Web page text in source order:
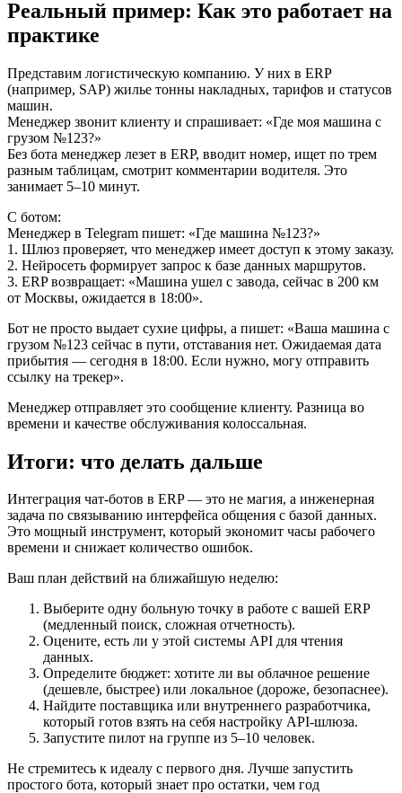
Реальный пример: Как это работает на
практике
Представим логистическую компанию. У них в ERP
(например, SAP) жилье тонны накладных, тарифов и статусов
машин.
Менеджер звонит клиенту и спрашивает: «Где моя машина с
грузом №123?»
Без бота менеджер лезет в ERP, вводит номер, ищет по трем
разным таблицам, смотрит комментарии водителя. Это
занимает 5–10 минут.
С ботом:
Менеджер в Telegram пишет: «Где машина №123?»
1. Шлюз проверяет, что менеджер имеет доступ к этому заказу.
2. Нейросеть формирует запрос к базе данных маршрутов.
3. ERP возвращает: «Машина ушел с завода, сейчас в 200 км
от Москвы, ожидается в 18:00».
Бот не просто выдает сухие цифры, а пишет: «Ваша машина с
грузом №123 сейчас в пути, отставания нет. Ожидаемая дата
прибытия — сегодня в 18:00. Если нужно, могу отправить
ссылку на трекер».
Менеджер отправляет это сообщение клиенту. Разница во
времени и качестве обслуживания колоссальная.
Итоги: что делать дальше
Интеграция чат-ботов в ERP — это не магия, а инженерная
задача по связыванию интерфейса общения с базой данных.
Это мощный инструмент, который экономит часы рабочего
времени и снижает количество ошибок.
Ваш план действий на ближайшую неделю:
Выберите одну больную точку в работе с вашей ERP
(медленный поиск, сложная отчетность).
Оцените, есть ли у этой системы API для чтения
данных.
Определите бюджет: хотите ли вы облачное решение
(дешевле, быстрее) или локальное (дороже, безопаснее).
Найдите поставщика или внутреннего разработчика,
который готов взять на себя настройку API-шлюза.
Запустите пилот на группе из 5–10 человек.
Не стремитесь к идеалу с первого дня. Лучше запустить
простого бота, который знает про остатки, чем год